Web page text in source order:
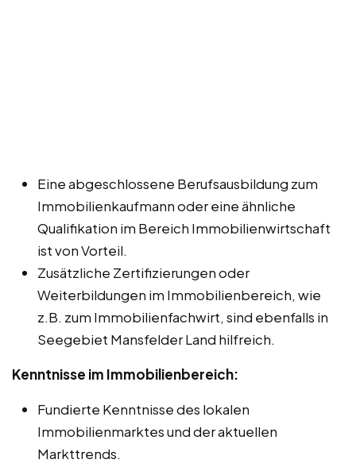
Eine abgeschlossene Berufsausbildung zum
Immobilienkaufmann oder eine ähnliche
Qualifikation im Bereich Immobilienwirtschaft
ist von Vorteil.
Zusätzliche Zertifizierungen oder
Weiterbildungen im Immobilienbereich, wie
z.B. zum Immobilienfachwirt, sind ebenfalls in
Seegebiet Mansfelder Land hilfreich.
Kenntnisse im Immobilienbereich:
Fundierte Kenntnisse des lokalen
Immobilienmarktes und der aktuellen
Markttrends.